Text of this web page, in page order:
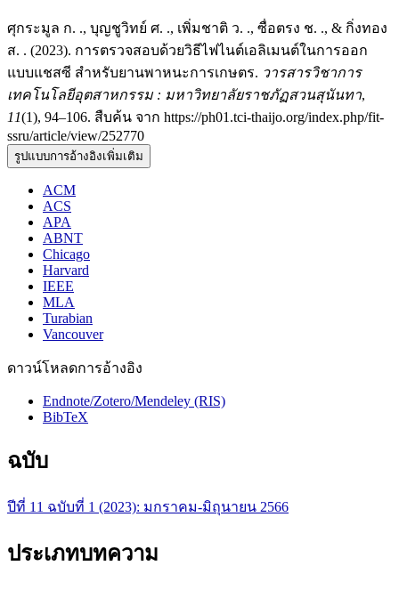
ศุกระมูล ก. ., บุญชูวิทย์ ศ. ., เพิ่มชาติ ว. ., ซื่อตรง ช. ., & กิ่งทอง
ส. . (2023). การตรวจสอบด้วยวิธีไฟไนต์เอลิเมนต์ในการออก
แบบแชสซี สำหรับยานพาหนะการเกษตร. วารสารวิชาการ
เทคโนโลยีอุตสาหกรรม : มหาวิทยาลัยราชภัฏสวนสุนันทา,
11(1), 94–106. สืบค้น จาก https://ph01.tci-thaijo.org/index.php/fit-
ssru/article/view/252770
รูปแบบการอ้างอิงเพิ่มเติม
ACM
ACS
APA
ABNT
Chicago
Harvard
IEEE
MLA
Turabian
Vancouver
ดาวน์โหลดการอ้างอิง
Endnote/Zotero/Mendeley (RIS)
BibTeX
ฉบับ
ปีที่ 11 ฉบับที่ 1 (2023): มกราคม-มิถุนายน 2566
ประเภทบทความ